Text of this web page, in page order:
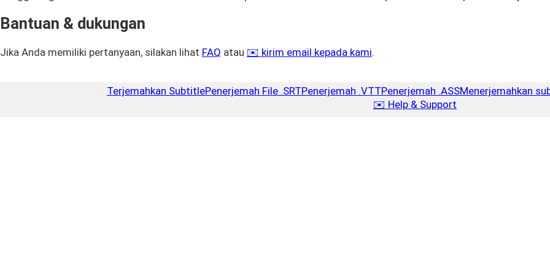
Bantuan & dukungan
Jika Anda memiliki pertanyaan, silakan lihat FAQ atau ✉️ kirim email kepada kami.
Terjemahkan SubtitlePenerjemah File .SRTPenerjemah .VTTPenerjemah .ASSMenerjemahkan
✉️ Help & Support